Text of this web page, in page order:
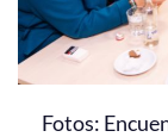
Fotos: